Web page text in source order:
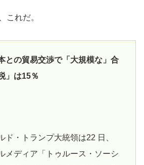
これだ。
との貿易交渉で「大規模な」合
」は15％
ド・トランプ大統領は22 日、
メディア「トゥルース・ソーシ